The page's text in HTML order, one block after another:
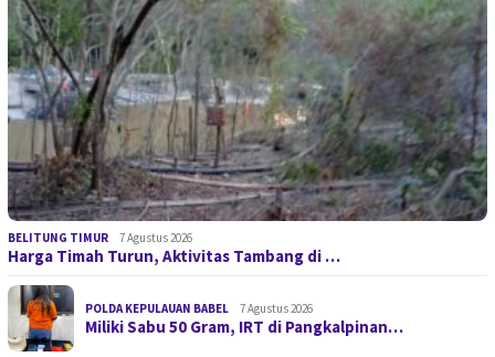
BELITUNG TIMUR 7 Agustus 2026
Harga Timah Turun, Aktivitas Tambang di …
POLDA KEPULAUAN BABEL 7 Agustus 2026
Miliki Sabu 50 Gram, IRT di Pangkalpinan…